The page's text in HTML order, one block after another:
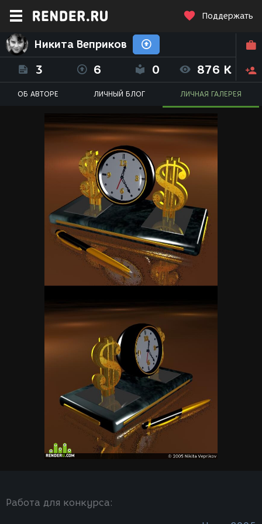
Поддержать
Никита Веприков
3 6 0 876 K
ОБ АВТОРЕ ЛИЧНЫЙ БЛОГ ЛИЧНАЯ ГАЛЕРЕЯ
Работа для конкурса: